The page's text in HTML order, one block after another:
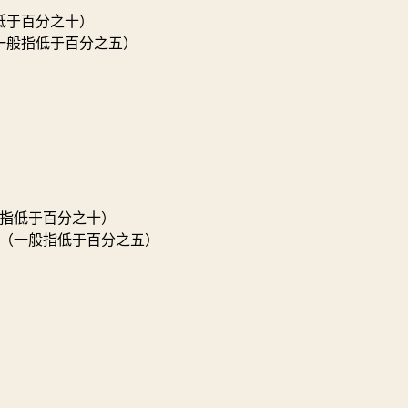
百分之十）
指低于百分之五）
低于百分之十）
一般指低于百分之五）